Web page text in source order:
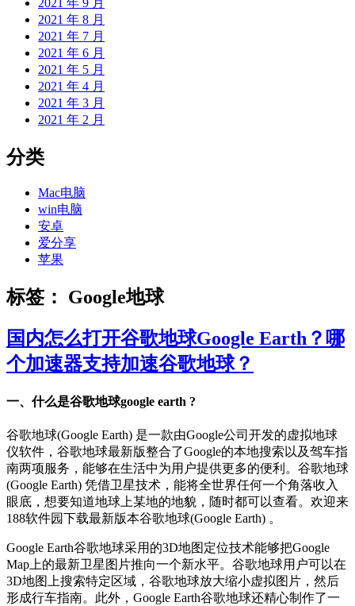
2021 年 8 月
2021 年 7 月
2021 年 6 月
2021 年 5 月
2021 年 4 月
2021 年 3 月
2021 年 2 月
分类
Mac电脑
win电脑
安卓
爱分享
苹果
标签： Google地球
国内怎么打开谷歌地球Google Earth？哪
个加速器支持加速谷歌地球？
一、什么是谷歌地球google earth ?
谷歌地球(Google Earth) 是一款由Google公司开发的虚拟地球
仪软件，谷歌地球最新版整合了Google的本地搜索以及驾车指
南两项服务，能够在生活中为用户提供更多的便利。谷歌地球
(Google Earth) 凭借卫星技术，能将全世界任何一个角落收入
眼底，想要知道地球上某地的地貌，随时都可以查看。欢迎来
188软件园下载最新版本谷歌地球(Google Earth) 。
Google Earth谷歌地球采用的3D地图定位技术能够把Google
Map上的最新卫星图片推向一个新水平。谷歌地球用户可以在
3D地图上搜索特定区域，谷歌地球放大缩小虚拟图片，然后
形成行车指南。此外，Google Earth谷歌地球还精心制作了一